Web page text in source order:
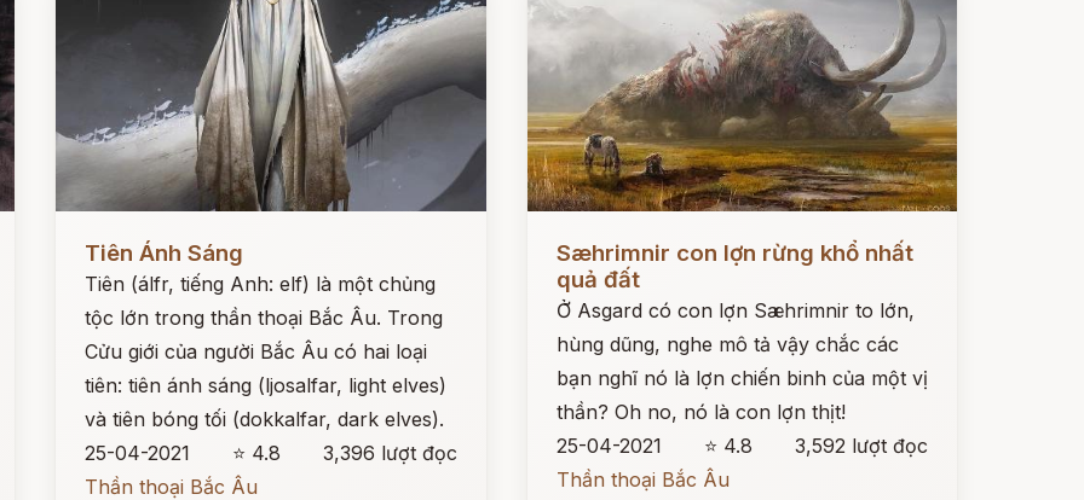
Tiên Ánh Sáng
Tiên (álfr, tiếng Anh: elf) là một chủng
tộc lớn trong thần thoại Bắc Âu. Trong
Cửu giới của người Bắc Âu có hai loại
tiên: tiên ánh sáng (ljosalfar, light elves)
và tiên bóng tối (dokkalfar, dark elves).
25-04-2021
⭐ 4.8
3,396 lượt đọc
Thần thoại Bắc Âu
Sæhrimnir con lợn rừng khổ nhất
quả đất
Ở Asgard có con lợn Sæhrimnir to lớn,
hùng dũng, nghe mô tả vậy chắc các
bạn nghĩ nó là lợn chiến binh của một vị
thần? Oh no, nó là con lợn thịt!
25-04-2021
⭐ 4.8
3,592 lượt đọc
Thần thoại Bắc Âu